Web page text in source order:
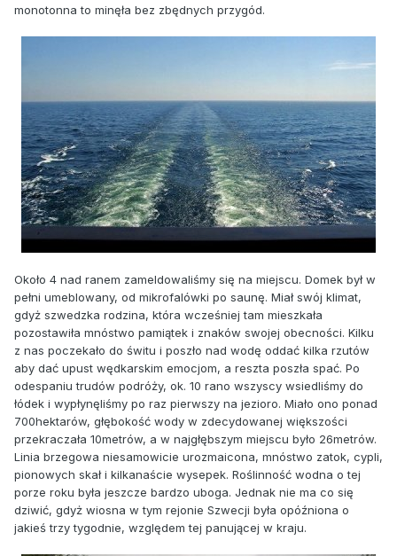
monotonna to minęła bez zbędnych przygód.
Około 4 nad ranem zameldowaliśmy się na miejscu. Domek był w
pełni umeblowany, od mikrofalówki po saunę. Miał swój klimat,
gdyż szwedzka rodzina, która wcześniej tam mieszkała
pozostawiła mnóstwo pamiątek i znaków swojej obecności. Kilku
z nas poczekało do świtu i poszło nad wodę oddać kilka rzutów
aby dać upust wędkarskim emocjom, a reszta poszła spać. Po
odespaniu trudów podróży, ok. 10 rano wszyscy wsiedliśmy do
łódek i wypłynęliśmy po raz pierwszy na jezioro. Miało ono ponad
700hektarów, głębokość wody w zdecydowanej większości
przekraczała 10metrów, a w najgłębszym miejscu było 26metrów.
Linia brzegowa niesamowicie urozmaicona, mnóstwo zatok, cypli,
pionowych skał i kilkanaście wysepek. Roślinność wodna o tej
porze roku była jeszcze bardzo uboga. Jednak nie ma co się
dziwić, gdyż wiosna w tym rejonie Szwecji była opóźniona o
jakieś trzy tygodnie, względem tej panującej w kraju.